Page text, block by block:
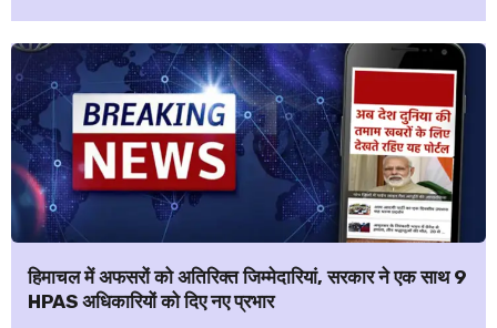
हिमाचल में अफसरों को अतिरिक्त जिम्मेदारियां, सरकार ने एक साथ 9
HPAS अधिकारियों को दिए नए प्रभार